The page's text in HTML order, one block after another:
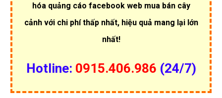
hóa quảng cáo facebook web mua bán cây
cảnh với chi phí thấp nhất, hiệu quả mang lại lớn
nhất!
Hotline: 0915.406.986 (24/7)